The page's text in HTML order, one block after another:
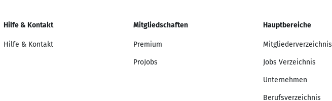
Hilfe & Kontakt
Hilfe & Kontakt
Mitgliedschaften
Premium
ProJobs
Hauptbereiche
Mitgliederverzeichnis
Jobs Verzeichnis
Unternehmen
Berufsverzeichnis